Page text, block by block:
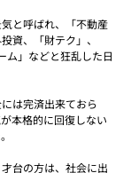
と呼ばれ、「不動産
資、「財テク」、
ム」などと狂乱した日
は完済出来ておら
本格的に回復しない
台の方は、社会に出